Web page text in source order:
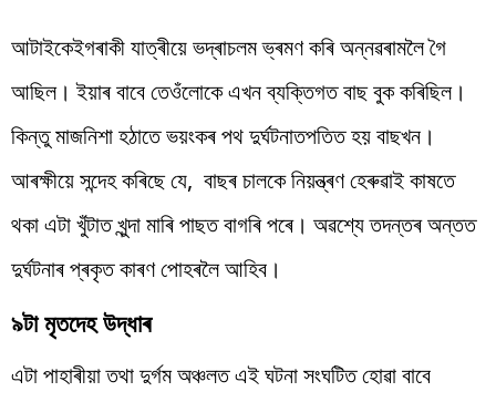
আটাইকেইগৰাকী যাত্ৰীয়ে ভদ্ৰাচলম ভ্ৰমণ কৰি অন্নৱৰামলৈ গৈ
আছিল। ইয়াৰ বাবে তেওঁলোকে এখন ব্যক্তিগত বাছ বুক কৰিছিল।
কিন্তু মাজনিশা হঠাতে ভয়ংকৰ পথ দুৰ্ঘটনাতপতিত হয় বাছখন।
আৰক্ষীয়ে সন্দেহ কৰিছে যে, বাছৰ চালকে নিয়ন্ত্ৰণ হেৰুৱাই কাষতে
থকা এটা খুঁটাত খুন্দা মাৰি পাছত বাগৰি পৰে। অৱশ্যে তদন্তৰ অন্তত
দুৰ্ঘটনাৰ প্ৰকৃত কাৰণ পোহৰলৈ আহিব।
৯টা মৃতদেহ উদ্ধাৰ
এটা পাহাৰীয়া তথা দুৰ্গম অঞ্চলত এই ঘটনা সংঘটিত হোৱা বাবে